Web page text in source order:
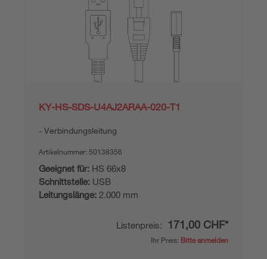
KY-HS-SDS-U4AJ2ARAA-020-T1
Verbindungsleitung
Artikelnummer: 50138356
Geeignet für: HS 66x8
Schnittstelle: USB
Leitungslänge: 2.000 mm
Listenpreis: 171,00 CHF*
Ihr Preis: Bitte anmelden